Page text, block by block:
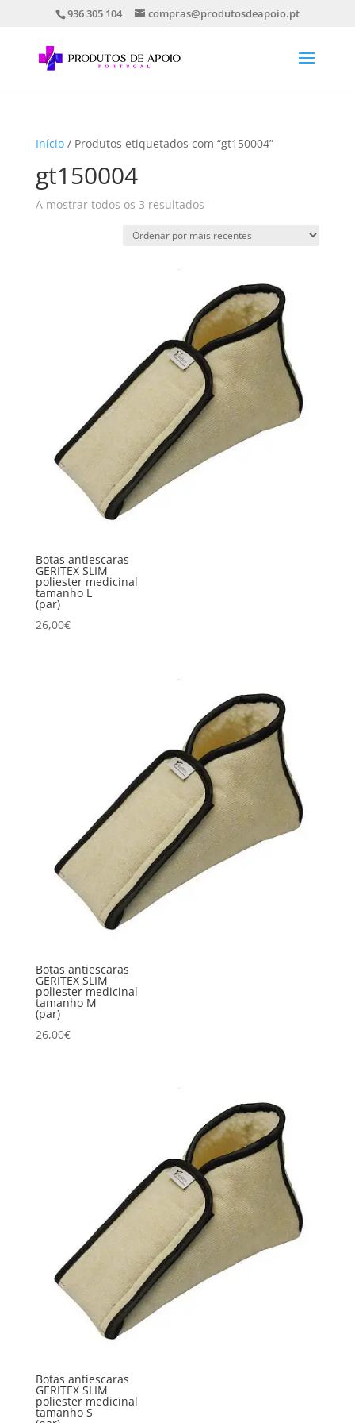
936 305 104 compras@produtosdeapoio.pt
Início/ Produtos etiquetados com “gt150004”
gt150004
A mostrar todos os 3 resultadosOrdenado
mais
Botas antiescaras
GERITEX SLIM
poliester medicinal
tamanho L
(par)
26,00€
Botas antiescaras
GERITEX SLIM
poliester medicinal
tamanho M
(par)
26,00€
Botas antiescaras
GERITEX SLIM
poliester medicinal
tamanho S